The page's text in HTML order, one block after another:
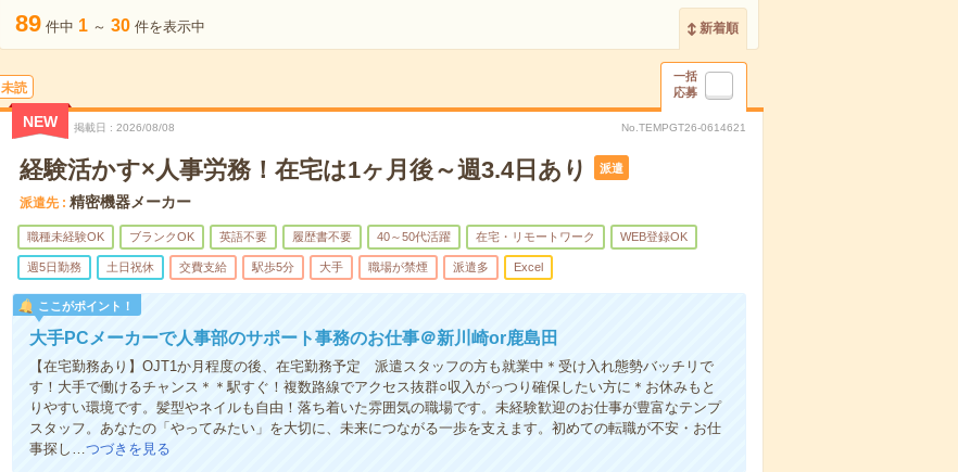
89 件中 1 ～ 30 件を表示中 新着順
未読
一括
応募
NEW 掲載日 2026/08/08 No.TEMPGT26-0614621
経験活かす×人事労務！在宅は1ヶ月後～週3.4日あり 派遣
派遣先 精密機器メーカー
職種未経験OK ブランクOK 英語不要 履歴書不要 40～50代活躍 在宅・リモートワーク WEB登録OK
週5日勤務 土日祝休 交費支給 駅歩5分 大手 職場が禁煙 派遣多 Excel
ここがポイント！
大手PCメーカーで人事部のサポート事務のお仕事＠新川崎or鹿島田
【在宅勤務あり】OJT1か月程度の後、在宅勤務予定 派遣スタッフの方も就業中＊受け入れ態勢バッチリで
す！大手で働けるチャンス＊＊駅すぐ！複数路線でアクセス抜群○収入がっつり確保したい方に＊お休みもと
りやすい環境です。髪型やネイルも自由！落ち着いた雰囲気の職場です。未経験歓迎のお仕事が豊富なテンプ
スタッフ。あなたの「やってみたい」を大切に、未来につながる一歩を支えます。初めての転職が不安・お仕
事探し…つづきを見る